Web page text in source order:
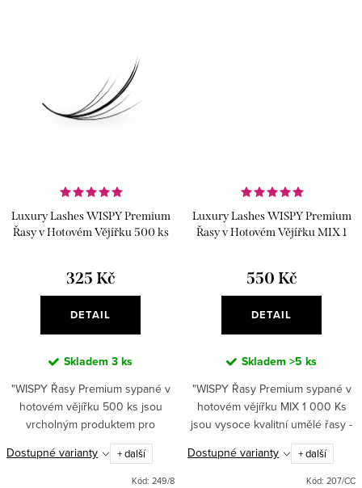
Luxury Lashes WISPY Premium
Řasy v Hotovém Vějířku 500 ks
325 Kč
DETAIL
Skladem 3 ks
"WISPY Řasy Premium sypané v
hotovém vějířku 500 ks jsou
vrcholným produktem pro
dokonalý vzhled vašich očí.
Ručně vyrobené umělé řasy -
hotové vějířky s délkou od 8 do
Dostupné varianty + další
Kód: 249/8
Luxury Lashes WISPY Premium
Řasy v Hotovém Vějířku MIX 1
550 Kč
DETAIL
Skladem >5 ks
"WISPY Řasy Premium sypané v
hotovém vějířku MIX 1 000 Ks
jsou vysoce kvalitní umělé řasy -
hotové vějířky. S délkou mix 8-13
mm, tloušťkou 007 a zakřivením
Dostupné varianty + další
Kód: 207/CC